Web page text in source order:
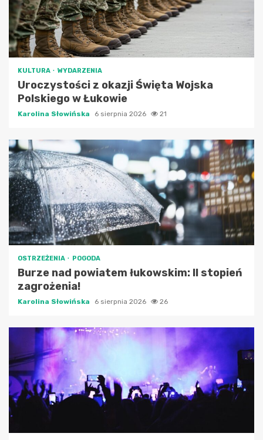
KULTURA WYDARZENIA
Uroczystości z okazji Święta Wojska
Polskiego w Łukowie
Karolina Słowińska 6 sierpnia 2026 21
OSTRZEŻENIA POGODA
Burze nad powiatem łukowskim: II stopień
zagrożenia!
Karolina Słowińska 6 sierpnia 2026 26